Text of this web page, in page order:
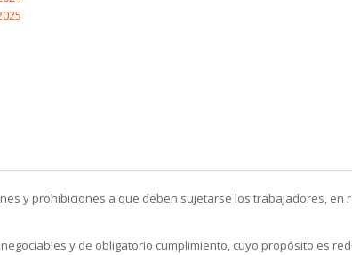
y prohibiciones a que deben sujetarse los trabajadores, en
y de obligatorio cumplimiento, cuyo propósito es